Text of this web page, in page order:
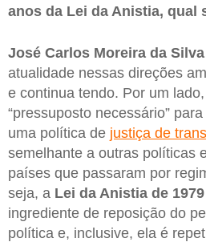
anos da Lei da Anistia, qual
José Carlos Moreira da
atualidade nessas direções
e continua tendo. Por um
“pressuposto necessário”
uma política de justiça de
semelhante a outras políticas
países que passaram por
seja, a Lei da Anistia de 1979
ingrediente de reposição do
política e, inclusive, ela é